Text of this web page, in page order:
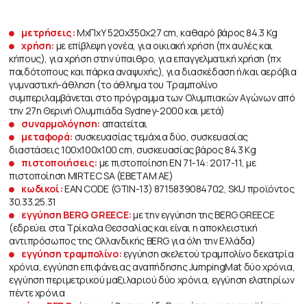
μετρήσεις:ΜχΠχΥ 520x350x27 cm, καθαρό βάρος 84.3 Kg
χρήση: με επίβλεψη γονέα, για οικιακή χρήση (πχ αυλές και
κήπους), για χρήση στην ύπαιθρο, για επαγγελματική χρήση (πχ
παιδότοπους και πάρκα αναψυχής), για διασκέδαση ή/και αερόβια
γυμναστική-άθληση (το άθλημα του Τραμπολίνο
συμπεριλαμβάνεται στο πρόγραμμα των Ολυμπιακών Aγώνων από
την 27η Θερινή Ολυμπιάδα Sydney-2000 και μετά)
συναρμολόγηση: απαιτείται
μεταφορά: συσκευασίας τεμάχια δύο, συσκευασίας
διαστάσεις 100x100x100 cm, συσκευασίας βάρος 84.3 Kg
πιστοποιήσεις: με πιστοποίηση ΕΝ 71-14: 2017-11, με
πιστοποίηση MIRTEC SA (ΕΒΕΤΑΜ ΑΕ)
κωδικοί:EAN CODE (GTIN-13) 8715839084702, SKU προϊόντος
30.33.25.31
εγγύηση BERG GREECE:με την εγγύηση της BERG GREECE
(εδρεύει στα Τρίκαλα Θεσσαλίας και είναι η αποκλειστική
αντιπρόσωπος της Ολλανδικής BERG για όλη την Ελλάδα)
εγγύηση τραμπολίνο:εγγύηση σκελετού τραμπολίνο δεκατρία
χρόνια, εγγύηση επιφάνειας αναπήδησης JumpingMat δύο χρόνια,
εγγύηση περιμετρικού μαξιλαριού δύο χρόνια, εγγύηση ελατηρίων
πέντε χρόνια